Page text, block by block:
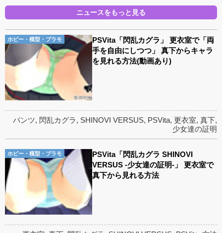
ニュースをもっと見る
ホビー・模型・プラモ
PSVita「閃乱カグラ」 更衣室で「両
手を自由にしつつ」 真下からキャラ
を見れる方法(動画あり)
パンツ, 閃乱カグラ, SHINOVI VERSUS, PSVita, 更衣室, 真下,
少女達の証明
ホビー・模型・プラモ
PSVita「閃乱カグラ SHINOVI
VERSUS -少女達の証明-」 更衣室で
真下から見れる方法